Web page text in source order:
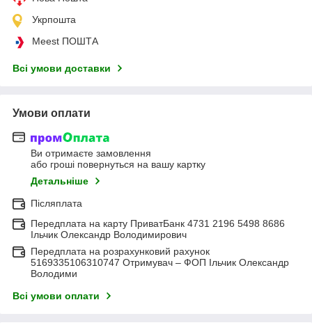
Укрпошта
Meest ПОШТА
Всі умови доставки
Умови оплати
Ви отримаєте замовлення
або гроші повернуться на вашу картку
Детальніше
Післяплата
Передплата на карту ПриватБанк 4731 2196 5498 8686
Ільчик Олександр Володимирович
Передплата на розрахунковий рахунок
5169335106310747 Отримувач – ФОП Ільчик Олександр
Володими
Всі умови оплати